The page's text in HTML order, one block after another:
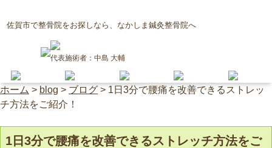
佐賀市で整骨院をお探しなら、なかしま鍼灸整骨院へ
代表施術者：中島 大輔
ホーム > blog > ブログ> 1日3分で腰痛を改善できるストレッ
チ方法をご紹介！
1日3分で腰痛を改善できるストレッチ方法をご